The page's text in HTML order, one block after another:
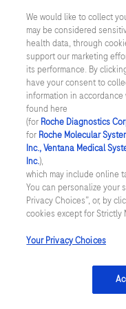
from
formalin-
fixed
paraffin-
embedded
(FFPE)
tissue.
Roche
Digital
Pathology
Adresse e-mail
Numéro de téléphone
We would like to collect
may be considered
health data, through
support our marketing
its performance. By
have your consent to
information in
found here
(for Roche Diagnostics
for Roche Molecular
Inc., Ventana Medical
Inc.),
which may include online
You can personalize your
Privacy Choices”, or, by
cookies except for Strictly
Your Privacy Choices